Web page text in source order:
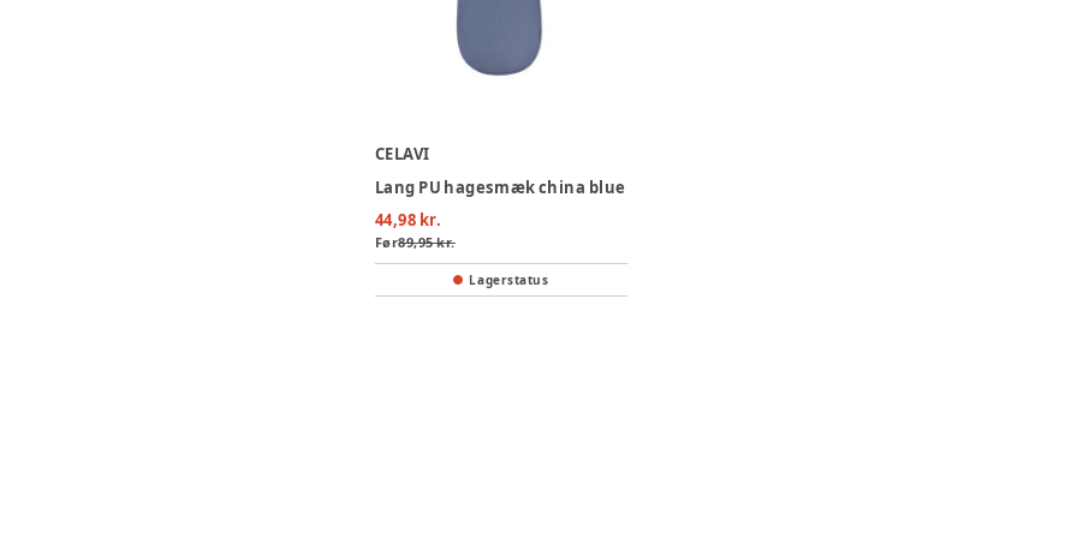
CELAVI
Lang PU hagesmæk china blue
44,98 kr.
Før89,95 kr.
Lagerstatus